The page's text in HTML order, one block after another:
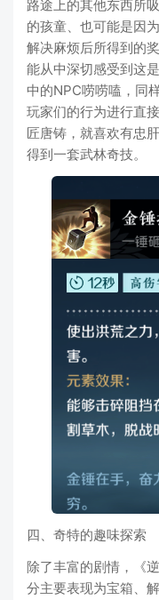
路途上的其他东西所
的孩童、也可能是因
解决麻烦后所得到的
能从中深切感受到这
中的NPC唠唠嗑，同
玩家们的行为进行直
匠唐铸，就喜欢有忠
得到一套武林奇技。
四、奇特的趣味探索
除了丰富的剧情，《
分主要表现为宝箱、